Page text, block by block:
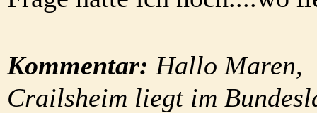
Kommentar: Hallo Maren,
Crailsheim liegt im